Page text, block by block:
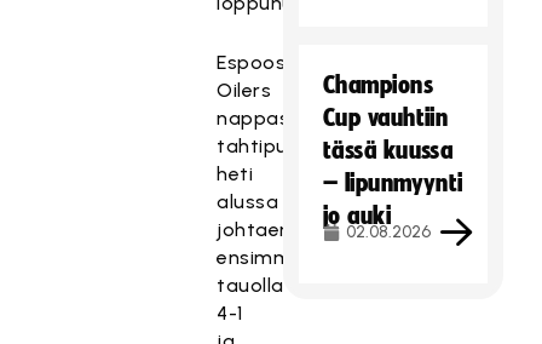
Espoossa
Oilers
nappasi
tahtipuikon
heti
alussa
johtaen
ensimmäisellä
tauolla
4-1
Champions
Cup vauhtiin
tässä kuussa
– lipunmyynti
jo auki
02.08.2026